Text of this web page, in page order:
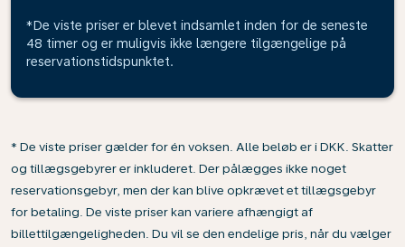
*De viste priser er blevet indsamlet inden for de seneste
48 timer og er muligvis ikke længere tilgængelige på
reservationstidspunktet.
* De viste priser gælder for én voksen. Alle beløb er i DKK. Skatter
og tillægsgebyrer er inkluderet. Der pålægges ikke noget
reservationsgebyr, men der kan blive opkrævet et tillægsgebyr
for betaling. De viste priser kan variere afhængigt af
billettilgængeligheden. Du vil se den endelige pris, når du vælger